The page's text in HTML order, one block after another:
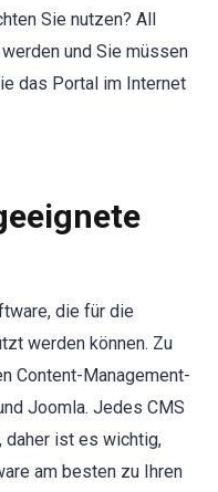
Sie nutzen? All
und Sie müssen
das Portal im Internet
die für die
werden können. Zu
Content-Management-
Joomla. Jedes CMS
daher ist es wichtig,
am besten zu Ihren